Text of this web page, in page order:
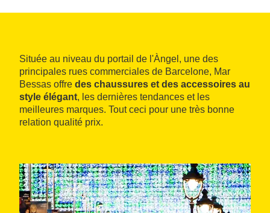
Située au niveau du portail de l'Àngel, une des
principales rues commerciales de Barcelone, Mar
Bessas offre des chaussures et des accessoires au
style élégant, les dernières tendances et les
meilleures marques. Tout ceci pour une très bonne
relation qualité prix.